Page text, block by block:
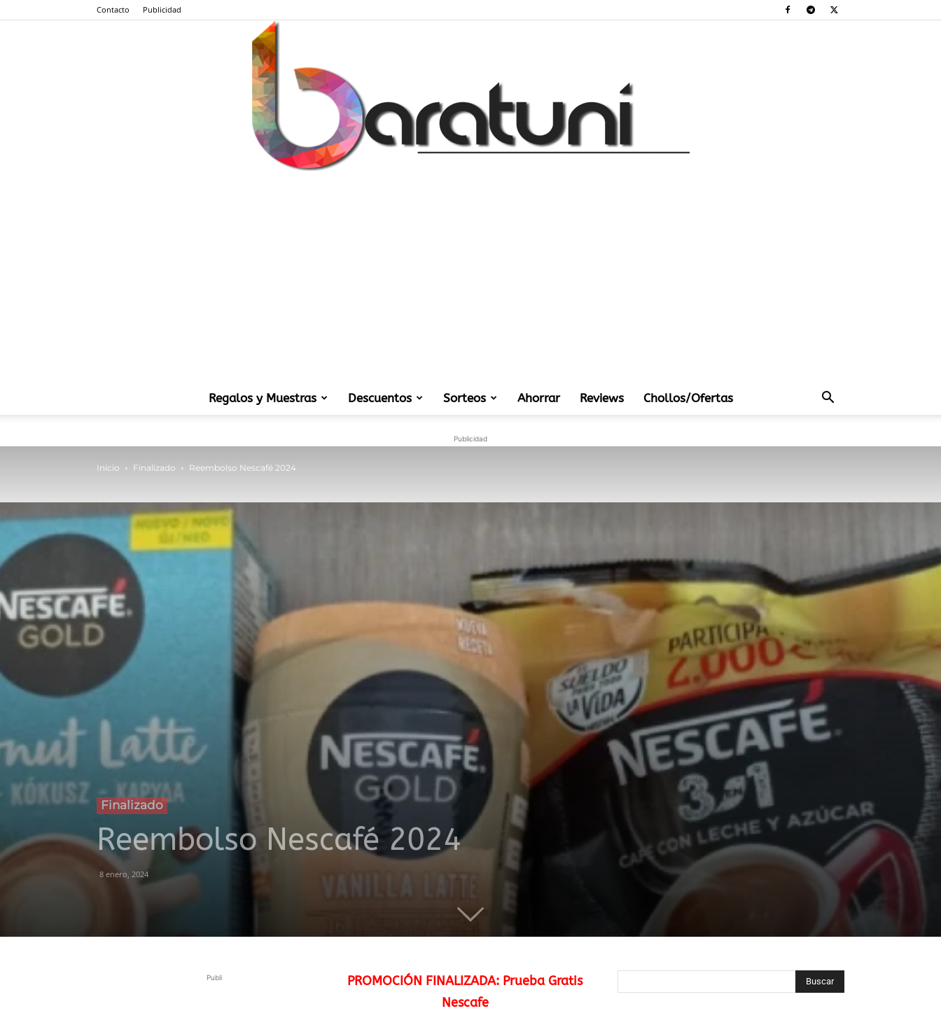
Contacto Publicidad
muestras
de
productos
a
Regalos y Muestras Descuentos Sorteos Ahorrar Reviews Chollos/Ofertas
Publicidad
Inicio Finalizado Reembolso Nescafé 2024
Finalizado
Reembolso Nescafé 2024
8 enero, 2024
Publi
PROMOCIÓN FINALIZADA: Prueba Gratis
Nescafe